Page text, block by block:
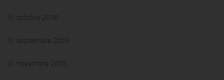
octobre 2016
septembre 2016
novembre 2015